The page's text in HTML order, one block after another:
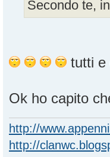
Secondo te,
tutti e
Ok ho capito
http://
http://